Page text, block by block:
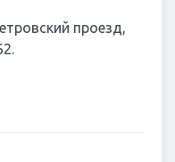
проезд,